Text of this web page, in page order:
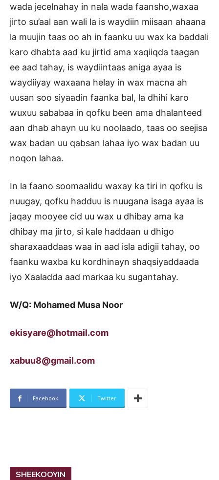
wada jecelnahay in nala wada faansho,waxaa
jirto su’aal aan wali la is waydiin miisaan ahaana
la muujin taas oo ah in faanku uu wax ka baddali
karo dhabta aad ku jirtid ama xaqiiqda taagan
ee aad tahay, is waydiintaas aniga ayaa is
waydiiyay waxaana helay in wax macna ah
uusan soo siyaadin faanka bal, la dhihi karo
wuxuu sababaa in qofku been ama dhalanteed
aan dhab ahayn uu ku noolaado, taas oo seejisa
wax badan uu qabsan lahaa iyo wax badan uu
noqon lahaa.
In la faano soomaalidu waxay ka tiri in qofku is
nuugay, qofku hadduu is nuugana isaga ayaa is
jaqay mooyee cid uu wax u dhibay ama ka
dhibay ma jirto, si kale haddaan u dhigo
sharaxaaddaas waa in aad isla adigii tahay, oo
faanku waxba ku kordhinayn shaqsiyaddaada
iyo Xaaladda aad markaa ku sugantahay.
W/Q: Mohamed Musa Noor
ekisyare@hotmail.com
xabuu8@gmail.com
Facebook Twitter
SHEEKOOYIN